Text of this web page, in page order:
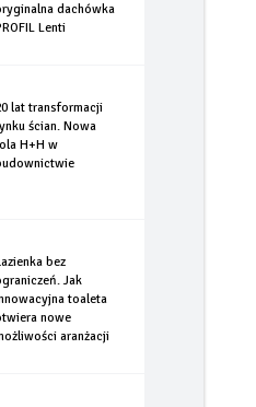
dachówka
Lenti
lat transformacji
ścian. Nowa
H+H w
bez
Jak
toaleta
nowe
aranżacji